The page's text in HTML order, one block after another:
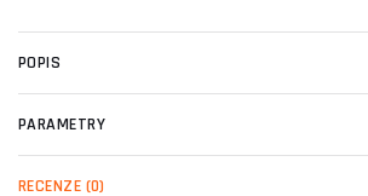
POPIS
PARAMETRY
RECENZE (0)